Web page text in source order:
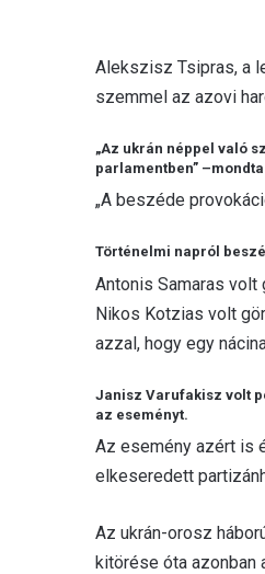
Alekszisz Tsipras, a
szemmel az azovi
„Az ukrán néppel való
parlamentben”
„A beszéde
Történelmi napról
Antonis Samaras volt
Nikos Kotzias volt
azzal, hogy egy
Janisz Varufakisz volt
az eseményt.
Az esemény azért is
elkeseredett
Az ukrán-orosz
kitörése óta azonban